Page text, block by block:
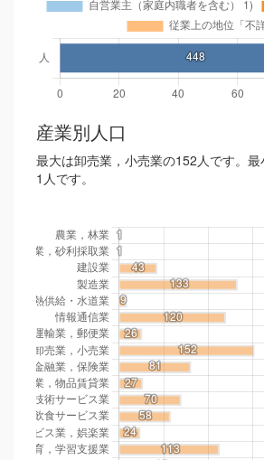
産業別人口
最大は卸売業，小売業の152人です。
1人です。